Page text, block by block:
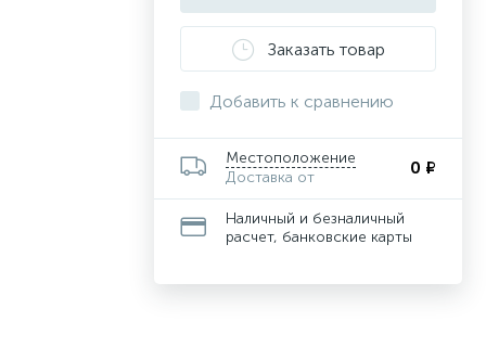
Заказать товар
Добавить к сравнению
Местоположение
Доставка от
0 ₽
Наличный и безналичный
расчет, банковские карты